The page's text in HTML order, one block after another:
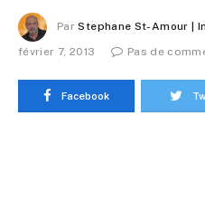
Par Stephane St-Amour |
février 7, 2013
Pas de
Facebook